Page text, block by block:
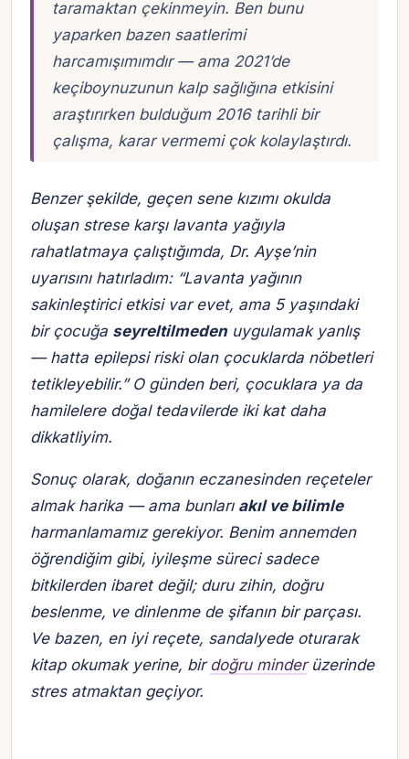
taramaktan çekinmeyin. Ben bunu
yaparken bazen saatlerimi
harcamışımımdır — ama 2021’de
keçiboynuzunun kalp sağlığına etkisini
araştırırken bulduğum 2016 tarihli bir
çalışma, karar vermemi çok kolaylaştırdı.
Benzer şekilde, geçen sene kızımı okulda
oluşan strese karşı lavanta yağıyla
rahatlatmaya çalıştığımda, Dr. Ayşe’nin
uyarısını hatırladım: “Lavanta yağının
sakinleştirici etkisi var evet, ama 5 yaşındaki
bir çocuğa seyreltilmeden uygulamak yanlış
— hatta epilepsi riski olan çocuklarda nöbetleri
tetikleyebilir.” O günden beri, çocuklara ya da
hamilelere doğal tedavilerde iki kat daha
dikkatliyim.
Sonuç olarak, doğanın eczanesinden reçeteler
almak harika — ama bunları akıl ve bilimle
harmanlamamız gerekiyor. Benim annemden
öğrendiğim gibi, iyileşme süreci sadece
bitkilerden ibaret değil; duru zihin, doğru
beslenme, ve dinlenmede şifanın bir parçası.
Ve bazen, en iyi reçete, sandalyede oturarak
kitap okumak yerine, birdoğru minderüzerinde
stres atmaktan geçiyor.